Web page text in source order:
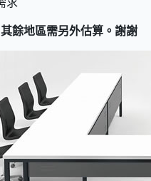
餘地區需另外估算。謝謝